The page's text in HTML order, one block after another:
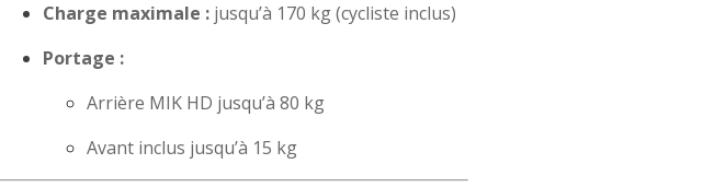
Charge maximale : jusqu’à 170 kg (cycliste inclus)
Portage :
Arrière MIK HD jusqu’à 80 kg
Avant inclus jusqu’à 15 kg